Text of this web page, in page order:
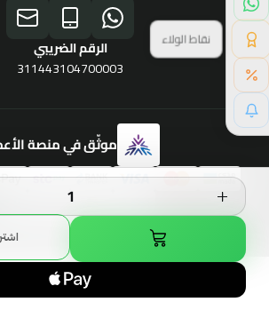
الرقم الضريبي
311443104700003
موثّق في منصة
الحقوق محفوظة | 2026
نقاط الولاء